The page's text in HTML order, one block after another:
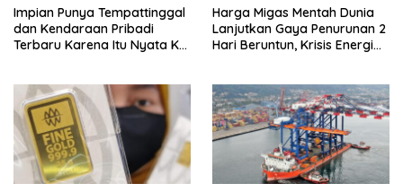
Impian Punya Tempattinggal
dan Kendaraan Pribadi
Terbaru Karena Itu Nyata Ke
Harga Migas Mentah Dunia
Lanjutkan Gaya Penurunan 2
Hari Beruntun, Krisis Energi